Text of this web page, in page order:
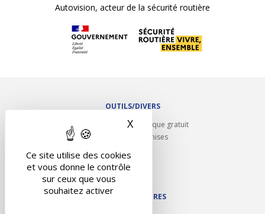
Ce site utilise des cookies
et vous donne le contrôle
sur ceux que vous
souhaitez activer
X Masquer le bandeau des
Autovision, acteur de la sécurité routière
OUTILS/DIVERS
Rappel contrôle technique gratuit
Partenariats/Remises
Contact
NOS PARTENAIRES